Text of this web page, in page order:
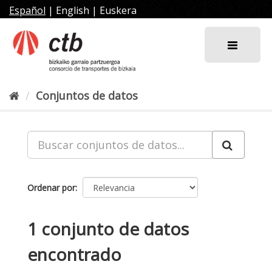
al
contenido
Español | English | Euskera
Conjuntos de datos
Ordenar por
1 conjunto de datos
encontrado